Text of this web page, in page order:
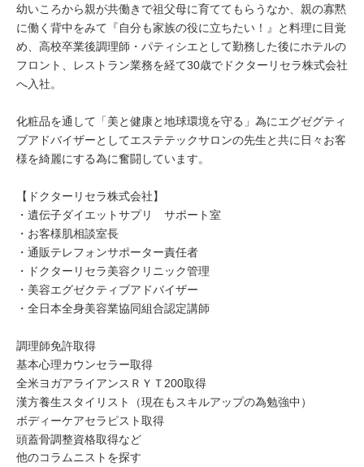
幼いころから親が共働きで祖父母に育ててもらうなか、親の寡黙
に働く背中をみて『自分も家族の役に立ちたい！』と料理に目覚
め、高校卒業後調理師・パティシエとして勤務した後にホテルの
フロント、レストラン業務を経て30歳でドクターリセラ株式会社
へ入社。
化粧品を通して「美と健康と地球環境を守る」為にエグゼグティ
ブアドバイザーとしてエステテックサロンの先生と共に日々お客
様を綺麗にする為に奮闘しています。
【ドクターリセラ株式会社】
・遺伝子ダイエットサプリ サポート室
・お客様肌相談室長
・通販テレフォンサポーター責任者
・ドクターリセラ美容クリニック管理
・美容エグゼクティブアドバイザー
・全日本全身美容業協同組合認定講師
調理師免許取得
基本心理カウンセラー取得
全米ヨガアライアンスＲＹＴ200取得
漢方養生スタイリスト（現在もスキルアップの為勉強中）
ボディーケアセラピスト取得
頭蓋骨調整資格取得など
他のコラムニストを探す